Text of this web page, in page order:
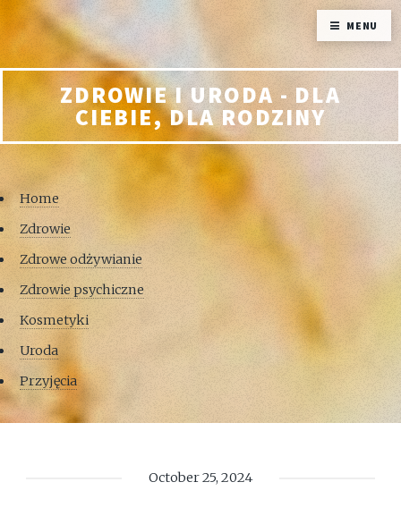
ZDROWIE I URODA - DLA
CIEBIE, DLA RODZINY
Home
Zdrowie
Zdrowe odżywianie
Zdrowie psychiczne
Kosmetyki
Uroda
Przyjęcia
October 25, 2024
MENU